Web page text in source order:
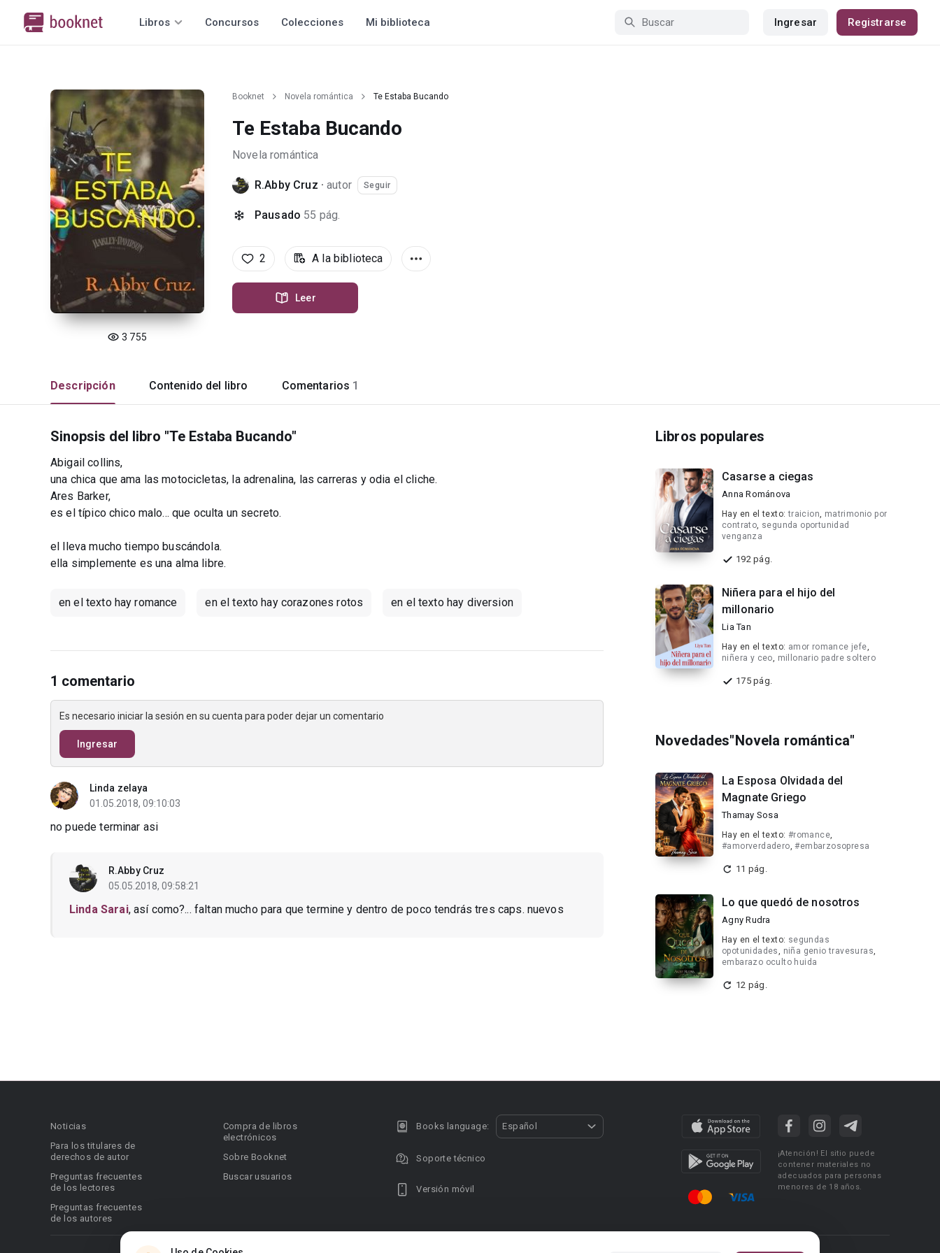
Libros Concursos Colecciones Mi biblioteca Ingresar Registrarse
3 755
Booknet Novela romántica Te Estaba Bucando
Te Estaba Bucando
Novela romántica
R.Abby Cruz ·autor Seguir
Pausado 55 pág.
2 A la biblioteca
Leer
Descripción Contenido del libro Comentarios 1
Sinopsis del libro "Te Estaba Bucando"
Abigail collins,
una chica que ama las motocicletas, la adrenalina, las carreras y odia el cliche.
Ares Barker,
es el típico chico malo... que oculta un secreto.
el lleva mucho tiempo buscándola.
ella simplemente es una alma libre.
en el texto hay romance en el texto hay corazones rotos en el texto hay diversion
1 comentario
Es necesario iniciar la sesión en su cuenta para poder dejar un comentario
Ingresar
Linda zelaya
01.05.2018, 09:10:03
no puede terminar asi
R.Abby Cruz
05.05.2018, 09:58:21
Linda Sarai, así como?... faltan mucho para que termine y dentro de poco tendrás tres caps. nuevos
Libros populares
Casarse a ciegas
Anna Románova
Hay en el texto:traicion, matrimonio por
contrato, segunda oportunidad
venganza
192 pág.
Niñera para el hijo del
millonario
Lia Tan
Hay en el texto: amor romance jefe,
niñera y ceo, millonario padre soltero
175 pág.
Novedades"Novela romántica"
La Esposa Olvidada del
Magnate Griego
Thamay Sosa
Hay en el texto: #romance,
#amorverdadero,#embarzosopresa
11 pág.
Lo que quedó de nosotros
Agny Rudra
Hay en el texto: segundas
opotunidades, niña genio travesuras,
embarazo oculto huida
12 pág.
Noticias
Para los titulares de
derechos de autor
Preguntas frecuentes
de los lectores
Preguntas frecuentes
de los autores
Compra de libros
electrónicos
Sobre Booknet
Buscar usuarios
Books language: Español
Soporte técnico
Versión móvil
¡Atención! El sitio puede
contener materiales no
adecuados para personas
menores de 18 años.